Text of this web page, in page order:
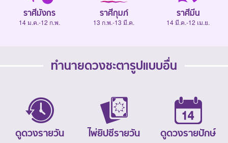
ราศีมังกร
14 ม.ค.-12 ก.พ.
ราศีกุมภ์
13 ก.พ.-13 มี.ค.
ราศีมีน
14 มี.ค.-12 เม.ย.
ทำนายดวงชะตารูปแบบอื่น
ดูดวงรายวัน ไพ่ยิปซีรายวัน ดูดวงรายปักษ์